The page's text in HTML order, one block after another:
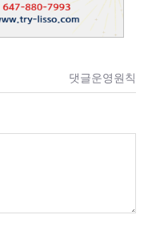
댓글운영원칙